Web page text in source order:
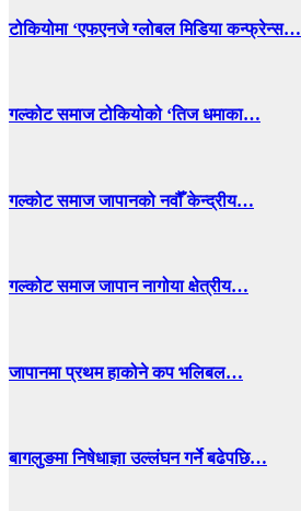
टोकियोमा ‘एफएनजे ग्लोबल मिडिया कन्फ्रेन्स…
गल्कोट समाज टोकियोको ‘तिज धमाका…
गल्कोट समाज जापानको नवौँ केन्द्रीय…
गल्कोट समाज जापान नागोया क्षेत्रीय…
जापानमा प्रथम हाकोने कप भलिबल…
बागलुङमा निषेधाज्ञा उल्लंघन गर्ने बढेपछि…